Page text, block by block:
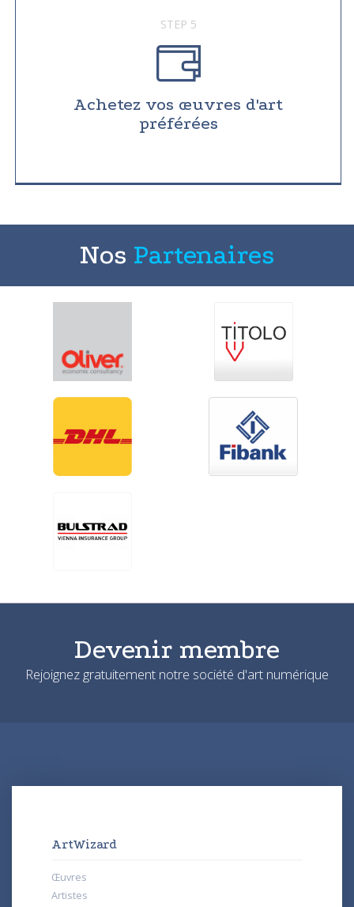
STEP 5
Achetez vos œuvres d'art
préférées
Nos Partenaires
Devenir membre
Rejoignez gratuitement notre société d'art numérique
ArtWizard
Œuvres
Artistes